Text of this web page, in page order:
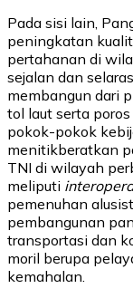
Pada sisi lain,
peningkatan
pertahanan di
sejalan dan
membangun dari
tol laut serta
pokok-pokok
menitikberatkan
TNI di wilayah
meliputi
pemenuhan
pembangunan
transportasi dan
moril berupa
kemahalan.